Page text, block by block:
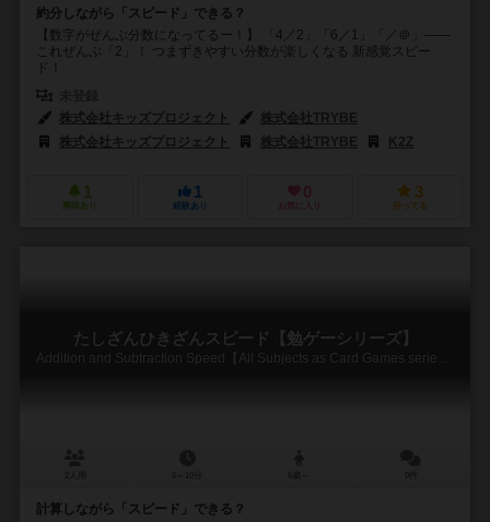
約分しながら「スピード」できる？
【数字がぜんぶ分数になってるー！】 「4／2」「6／1」「／＠」——
これぜんぶ「2」！ つまずきやすい分数が楽しくなる 新感覚スピー
ド！
株式会社キッズプロジェクト
株式会社TRYBE
株式会社キッズプロジェクト
株式会社TRYBE K2Z
1
興味あり
1
経験あり
0
お気に入り
3
持ってる
たしざんひきざんスピード【勉ゲーシリーズ】
計算しながら「スピード」できる？